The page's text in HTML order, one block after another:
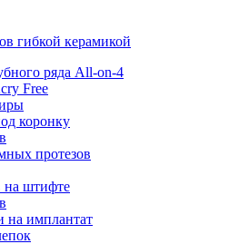
гибкой керамикой
ряда All‑on‑4
Free
коронку
протезов
на штифте
на имплантат